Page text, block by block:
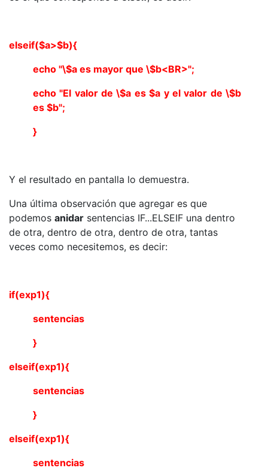
elseif($a>$b){
echo "\$a es mayor que \$b<BR>";
echo "El valor de \$a es $a y el valor de \$b
es $b";
}
Y el resultado en pantalla lo demuestra.
Una última observación que agregar es que
podemos anidar sentencias IF...ELSEIF una dentro
de otra, dentro de otra, dentro de otra, tantas
veces como necesitemos, es decir:
if(exp1){
sentencias
}
elseif(exp1){
sentencias
}
elseif(exp1){
sentencias